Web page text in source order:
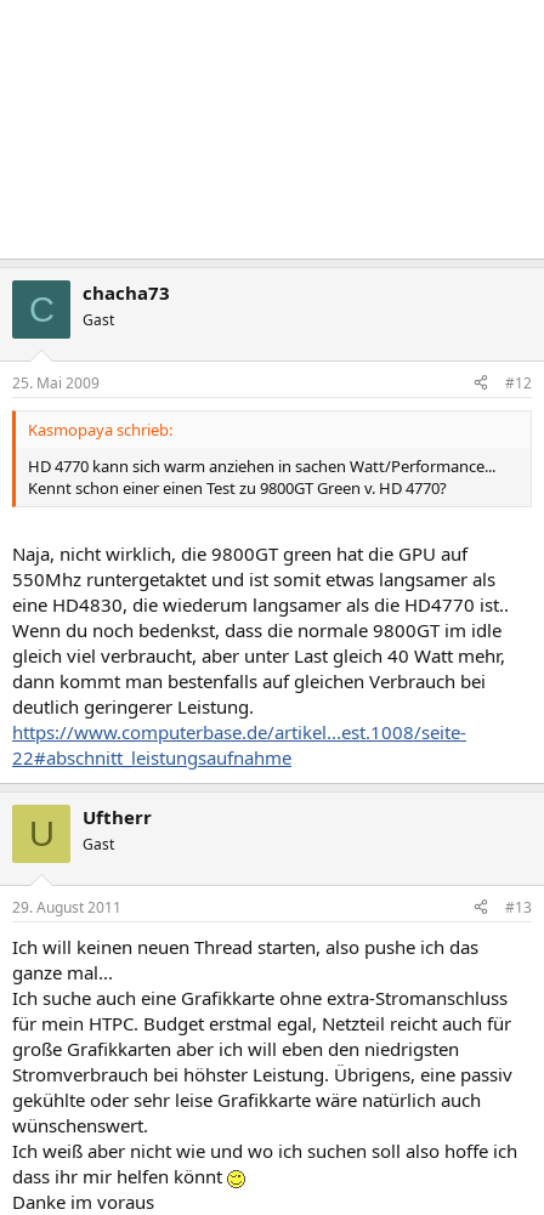
C chacha73
Gast
25. Mai 2009 #12
Kasmopaya schrieb:
HD 4770 kann sich warm anziehen in sachen Watt/Performance...
Kennt schon einer einen Test zu 9800GT Green v. HD 4770?
Naja, nicht wirklich, die 9800GT green hat die GPU auf
550Mhz runtergetaktet und ist somit etwas langsamer als
eine HD4830, die wiederum langsamer als die HD4770 ist..
Wenn du noch bedenkst, dass die normale 9800GT im idle
gleich viel verbraucht, aber unter Last gleich 40 Watt mehr,
dann kommt man bestenfalls auf gleichen Verbrauch bei
deutlich geringerer Leistung.
https://www.computerbase.de/artikel...est.1008/seite-
22#abschnitt_leistungsaufnahme
U Uftherr
Gast
29. August 2011 #13
Ich will keinen neuen Thread starten, also pushe ich das
ganze mal...
Ich suche auch eine Grafikkarte ohne extra-Stromanschluss
für mein HTPC. Budget erstmal egal, Netzteil reicht auch für
große Grafikkarten aber ich will eben den niedrigsten
Stromverbrauch bei höhster Leistung. Übrigens, eine passiv
gekühlte oder sehr leise Grafikkarte wäre natürlich auch
wünschenswert.
Ich weiß aber nicht wie und wo ich suchen soll also hoffe ich
dass ihr mir helfen könnt
Danke im voraus